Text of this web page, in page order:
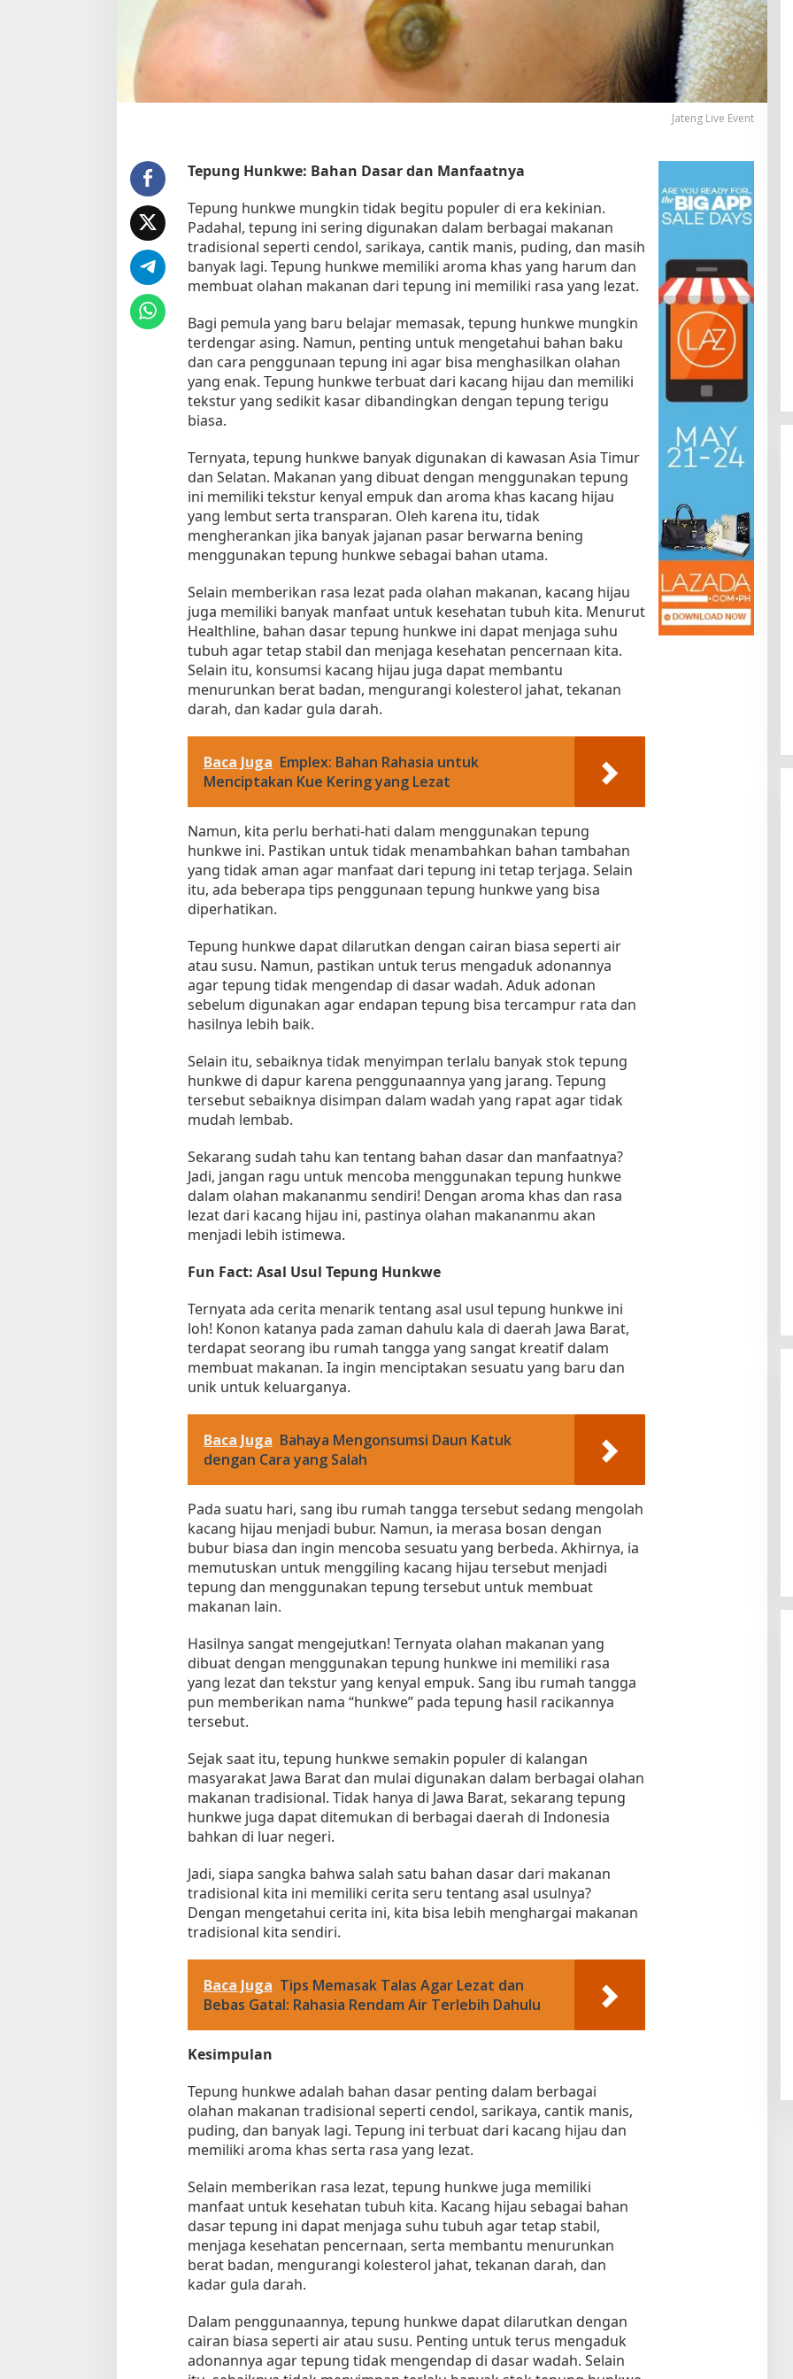
a
a
n
a
n
P
a
a
r
T
e
r
a
Jateng Live Event
Tepung Hunkwe: Bahan Dasar dan Manfaatnya
Tepung hunkwe mungkin tidak begitu populer di era kekinian.
Padahal, tepung ini sering digunakan dalam berbagai makanan
tradisional seperti cendol, sarikaya, cantik manis, puding, dan masih
banyak lagi. Tepung hunkwe memiliki aroma khas yang harum dan
membuat olahan makanan dari tepung ini memiliki rasa yang lezat.
Bagi pemula yang baru belajar memasak, tepung hunkwe mungkin
terdengar asing. Namun, penting untuk mengetahui bahan baku
dan cara penggunaan tepung ini agar bisa menghasilkan olahan
yang enak. Tepung hunkwe terbuat dari kacang hijau dan memiliki
tekstur yang sedikit kasar dibandingkan dengan tepung terigu
biasa.
Ternyata, tepung hunkwe banyak digunakan di kawasan Asia Timur
dan Selatan. Makanan yang dibuat dengan menggunakan tepung
ini memiliki tekstur kenyal empuk dan aroma khas kacang hijau
yang lembut serta transparan. Oleh karena itu, tidak
mengherankan jika banyak jajanan pasar berwarna bening
menggunakan tepung hunkwe sebagai bahan utama.
Selain memberikan rasa lezat pada olahan makanan, kacang hijau
juga memiliki banyak manfaat untuk kesehatan tubuh kita. Menurut
Healthline, bahan dasar tepung hunkwe ini dapat menjaga suhu
tubuh agar tetap stabil dan menjaga kesehatan pencernaan kita.
Selain itu, konsumsi kacang hijau juga dapat membantu
menurunkan berat badan, mengurangi kolesterol jahat, tekanan
darah, dan kadar gula darah.
Baca Juga Emplex: Bahan Rahasia untuk
Menciptakan Kue Kering yang Lezat
Namun, kita perlu berhati-hati dalam menggunakan tepung
hunkwe ini. Pastikan untuk tidak menambahkan bahan tambahan
yang tidak aman agar manfaat dari tepung ini tetap terjaga. Selain
itu, ada beberapa tips penggunaan tepung hunkwe yang bisa
diperhatikan.
Tepung hunkwe dapat dilarutkan dengan cairan biasa seperti air
atau susu. Namun, pastikan untuk terus mengaduk adonannya
agar tepung tidak mengendap di dasar wadah. Aduk adonan
sebelum digunakan agar endapan tepung bisa tercampur rata dan
hasilnya lebih baik.
Selain itu, sebaiknya tidak menyimpan terlalu banyak stok tepung
hunkwe di dapur karena penggunaannya yang jarang. Tepung
tersebut sebaiknya disimpan dalam wadah yang rapat agar tidak
mudah lembab.
Sekarang sudah tahu kan tentang bahan dasar dan manfaatnya?
Jadi, jangan ragu untuk mencoba menggunakan tepung hunkwe
dalam olahan makananmu sendiri! Dengan aroma khas dan rasa
lezat dari kacang hijau ini, pastinya olahan makananmu akan
menjadi lebih istimewa.
Fun Fact: Asal Usul Tepung Hunkwe
Ternyata ada cerita menarik tentang asal usul tepung hunkwe ini
loh! Konon katanya pada zaman dahulu kala di daerah Jawa Barat,
terdapat seorang ibu rumah tangga yang sangat kreatif dalam
membuat makanan. Ia ingin menciptakan sesuatu yang baru dan
unik untuk keluarganya.
Baca Juga Bahaya Mengonsumsi Daun Katuk
dengan Cara yang Salah
Pada suatu hari, sang ibu rumah tangga tersebut sedang mengolah
kacang hijau menjadi bubur. Namun, ia merasa bosan dengan
bubur biasa dan ingin mencoba sesuatu yang berbeda. Akhirnya, ia
memutuskan untuk menggiling kacang hijau tersebut menjadi
tepung dan menggunakan tepung tersebut untuk membuat
makanan lain.
Hasilnya sangat mengejutkan! Ternyata olahan makanan yang
dibuat dengan menggunakan tepung hunkwe ini memiliki rasa
yang lezat dan tekstur yang kenyal empuk. Sang ibu rumah tangga
pun memberikan nama “hunkwe” pada tepung hasil racikannya
tersebut.
Sejak saat itu, tepung hunkwe semakin populer di kalangan
masyarakat Jawa Barat dan mulai digunakan dalam berbagai olahan
makanan tradisional. Tidak hanya di Jawa Barat, sekarang tepung
hunkwe juga dapat ditemukan di berbagai daerah di Indonesia
bahkan di luar negeri.
Jadi, siapa sangka bahwa salah satu bahan dasar dari makanan
tradisional kita ini memiliki cerita seru tentang asal usulnya?
Dengan mengetahui cerita ini, kita bisa lebih menghargai makanan
tradisional kita sendiri.
Baca Juga Tips Memasak Talas Agar Lezat dan
Bebas Gatal: Rahasia Rendam Air Terlebih Dahulu
Kesimpulan
Tepung hunkwe adalah bahan dasar penting dalam berbagai
olahan makanan tradisional seperti cendol, sarikaya, cantik manis,
puding, dan banyak lagi. Tepung ini terbuat dari kacang hijau dan
memiliki aroma khas serta rasa yang lezat.
Selain memberikan rasa lezat, tepung hunkwe juga memiliki
manfaat untuk kesehatan tubuh kita. Kacang hijau sebagai bahan
dasar tepung ini dapat menjaga suhu tubuh agar tetap stabil,
menjaga kesehatan pencernaan, serta membantu menurunkan
berat badan, mengurangi kolesterol jahat, tekanan darah, dan
kadar gula darah.
Dalam penggunaannya, tepung hunkwe dapat dilarutkan dengan
cairan biasa seperti air atau susu. Penting untuk terus mengaduk
adonannya agar tepung tidak mengendap di dasar wadah. Selain
Tempat Makan All You Can Eat di
3 Januari 2025
Di Daerah, Jambi, Travel | 3 Januari 2025
Tempat Makan Kepiting di Jambi
Di Daerah, Jambi, Travel | 3 Januari 2025